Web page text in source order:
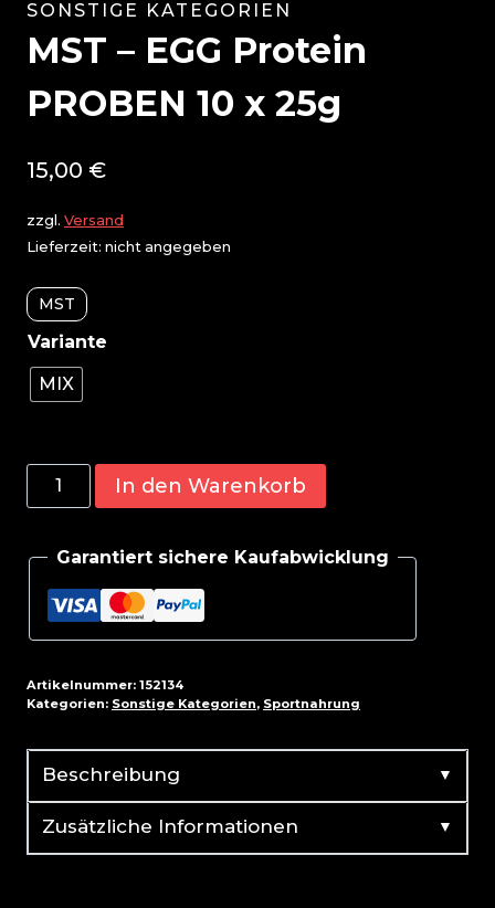
SONSTIGE KATEGORIEN
MST – EGG Protein
PROBEN 10 x 25g
15,00 €
zzgl. Versand
Lieferzeit: nicht angegeben
MST
MIX
MST
-
Protein
PROBEN
x
Menge
In den Warenkorb
Garantiert sichere Kaufabwicklung
Artikelnummer: 152134
Kategorien: Sonstige Kategorien, Sportnahrung
Beschreibung ▼
Zusätzliche Informationen ▼